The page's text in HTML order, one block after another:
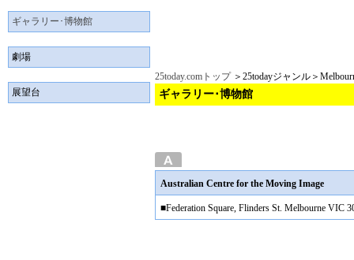
ギャラリー･博物館
劇場
展望台
25today.comトップ＞25todayジャンル＞
ギャラリー･博物館
Australian Centre for the Moving Image
■Federation Square, Flinders St. Melbourne VIC